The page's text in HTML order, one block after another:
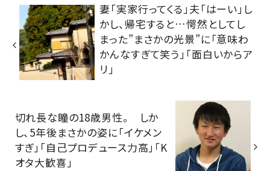
妻「実家行ってくる」夫「はーい」し
かし、帰宅すると…愕然としてし
まった”まさかの光景”に「意味わ
かんなすぎて笑う」「面白いからア
リ」
切れ長な瞳の18歳男性。 しか
し、5年後まさかの姿に「イケメン
すぎ」「自己プロデュース力高」「K
オタ大歓喜」